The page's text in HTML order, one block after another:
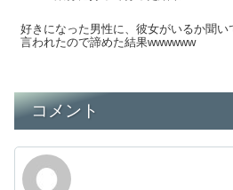
好きになった男性に、彼女がいるか聞い
言われたので諦めた結果wwwwww
コメント